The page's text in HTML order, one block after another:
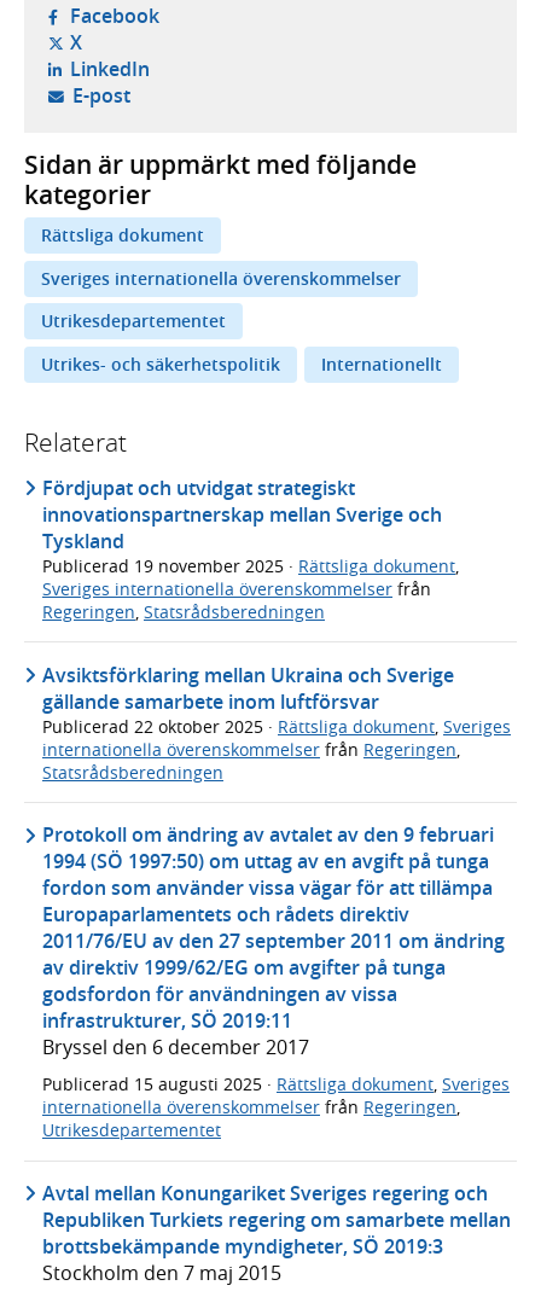
Facebook- öppnas i ny flik, extern webbplats,
X- öppnas i ny flik, extern webbplats,
LinkedIn- öppnas i ny flik, extern webbplats,
E-post- öppnar din e-postklient,
Sidan är uppmärkt med följande
kategorier
Rättsliga dokument
Sveriges internationella överenskommelser
Utrikesdepartementet
Utrikes- och säkerhetspolitik
Internationellt
Relaterat
Fördjupat och utvidgat strategiskt
innovationspartnerskap mellan Sverige och
Tyskland
Publicerad 19 november 2025 · Rättsliga dokument,
Sveriges internationella överenskommelser från
Regeringen, Statsrådsberedningen
Avsiktsförklaring mellan Ukraina och Sverige
gällande samarbete inom luftförsvar
Publicerad 22 oktober 2025 · Rättsliga dokument Sveriges
internationella överenskommelser från Regeringen
Statsrådsberedningen
Protokoll om ändring av avtalet av den 9 februari
1994 (SÖ 1997:50) om uttag av en avgift på tunga
fordon som använder vissa vägar för att tillämpa
Europaparlamentets och rådets direktiv
2011/76/EU av den 27 september 2011 om ändring
av direktiv 1999/62/EG om avgifter på tunga
godsfordon för användningen av vissa
infrastrukturer, SÖ 2019:11
Bryssel den 6 december 2017
Publicerad 15 augusti 2025 · Rättsliga dokument, Sveriges
internationella överenskommelser från Regeringen,
Utrikesdepartementet
Avtal mellan Konungariket Sveriges regering och
Republiken Turkiets regering om samarbete mellan
brottsbekämpande myndigheter, SÖ 2019:3
Stockholm den 7 maj 2015